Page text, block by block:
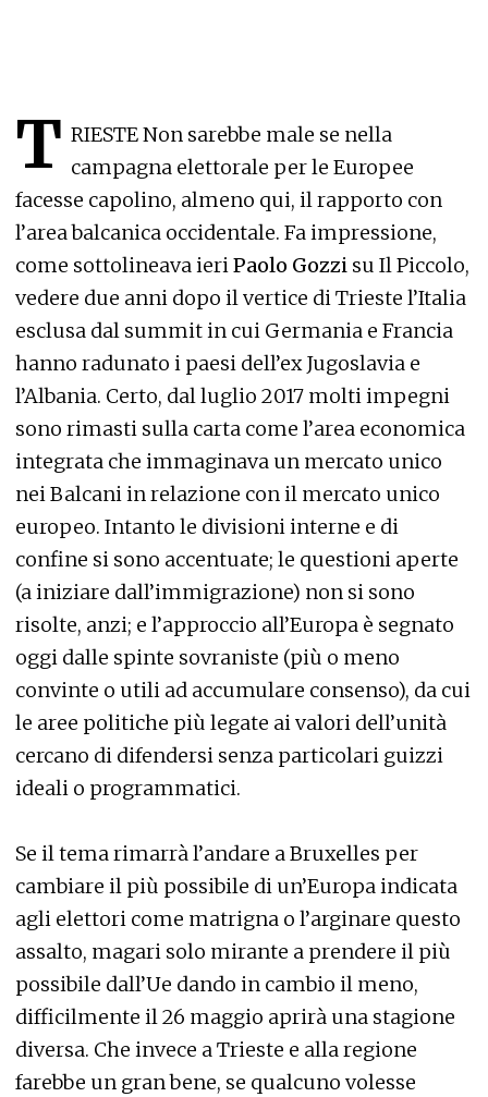
T RIESTE Non sarebbe male se nella
campagna elettorale per le Europee
facesse capolino, almeno qui, il rapporto con
l’area balcanica occidentale. Fa impressione,
come sottolineava ieriPaolo Gozzi su Il Piccolo,
vedere due anni dopo il vertice di Trieste l’Italia
esclusa dal summit in cui Germania e Francia
hanno radunato i paesi dell’ex Jugoslavia e
l’Albania. Certo, dal luglio 2017 molti impegni
sono rimasti sulla carta come l’area economica
integrata che immaginava un mercato unico
nei Balcani in relazione con il mercato unico
europeo. Intanto le divisioni interne e di
confine si sono accentuate; le questioni aperte
(a iniziare dall’immigrazione) non si sono
risolte, anzi; e l’approccio all’Europa è segnato
oggi dalle spinte sovraniste (più o meno
convinte o utili ad accumulare consenso), da cui
le aree politiche più legate ai valori dell’unità
cercano di difendersi senza particolari guizzi
ideali o programmatici.
Se il tema rimarrà l’andare a Bruxelles per
cambiare il più possibile di un’Europa indicata
agli elettori come matrigna o l’arginare questo
assalto, magari solo mirante a prendere il più
possibile dall’Ue dando in cambio il meno,
difficilmente il 26 maggio aprirà una stagione
diversa. Che invece a Trieste e alla regione
farebbe un gran bene, se qualcuno volesse